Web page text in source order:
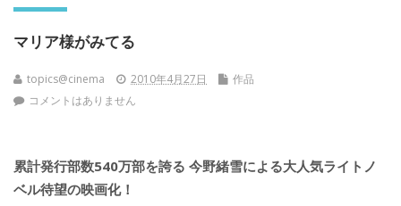
マリア様がみてる
topics@cinema 2010年4月27日
作品
コメントはありません
累計発行部数540万部を誇る 今野緒雪による大人気ライトノ
ベル待望の映画化！